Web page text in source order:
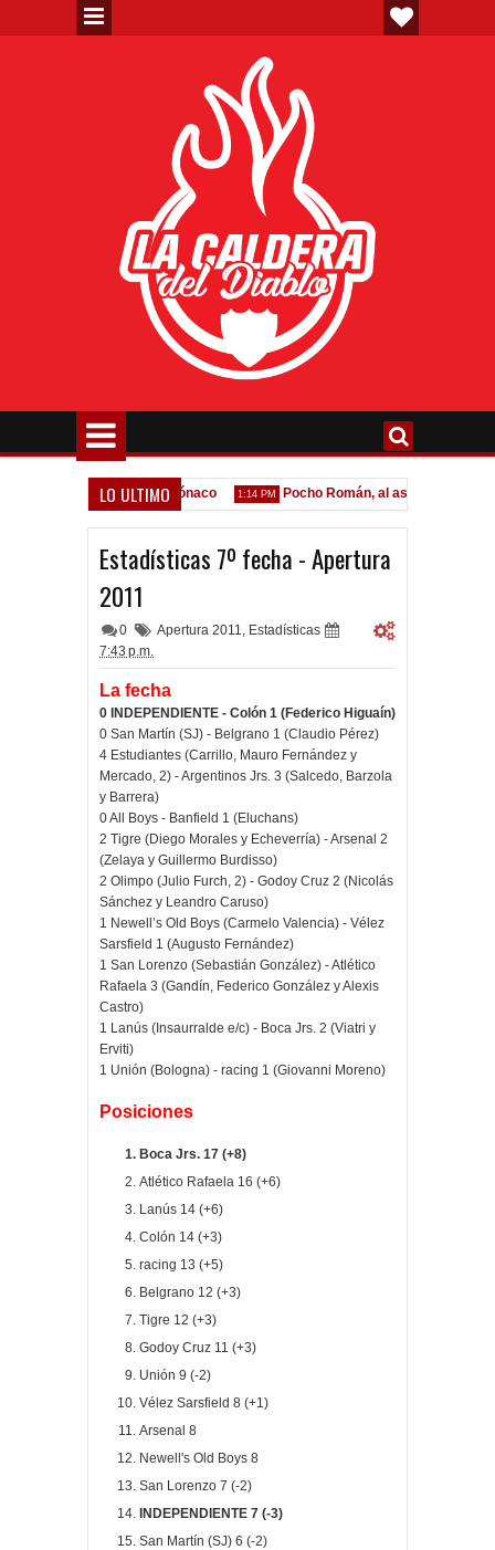
LO ULTIMO
oferta formal por Lomónaco 1:14 PM Pocho Román, al ascenso holandés
Estadísticas 7º fecha - Apertura
2011
0 Apertura 2011, Estadísticas
7:43 p.m.
La fecha
0 INDEPENDIENTE - Colón 1 (Federico Higuaín)
0 San Martín (SJ) - Belgrano 1 (Claudio Pérez)
4 Estudiantes (Carrillo, Mauro Fernández y
Mercado, 2) - Argentinos Jrs. 3 (Salcedo, Barzola
y Barrera)
0 All Boys - Banfield 1 (Eluchans)
2 Tigre (Diego Morales y Echeverría) - Arsenal 2
(Zelaya y Guillermo Burdisso)
2 Olimpo (Julio Furch, 2) - Godoy Cruz 2 (Nicolás
Sánchez y Leandro Caruso)
1 Newell’s Old Boys (Carmelo Valencia) - Vélez
Sarsfield 1 (Augusto Fernández)
1 San Lorenzo (Sebastián González) - Atlético
Rafaela 3 (Gandín, Federico González y Alexis
Castro)
1 Lanús ( Insaurralde e/c) - Boca Jrs. 2 (Viatri y
Erviti)
1 Unión (Bologna) - racing 1 (Giovanni Moreno)
Posiciones
Boca Jrs. 17 (+8)
Atlético Rafaela 16 (+6)
Lanús 14 (+6)
Colón 14 (+3)
racing 13 (+5)
Belgrano 12 (+3)
Tigre 12 (+3)
Godoy Cruz 11 (+3)
Unión 9 (-2)
Vélez Sarsfield 8 (+1)
Arsenal 8
Newell's Old Boys 8
San Lorenzo 7 (-2)
INDEPENDIENTE 7 (-3)
San Martín (SJ) 6 (-2)